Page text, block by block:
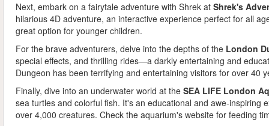
Next, embark on a fairytale adventure with Shrek at Shrek's
hilarious 4D adventure, an interactive experience perfect for all
great option for younger children.
For the brave adventurers, delve into the depths of the London
special effects, and thrilling rides—a darkly entertaining and
Dungeon has been terrifying and entertaining visitors for over 40
Finally, dive into an underwater world at the SEA LIFE London
sea turtles and colorful fish. It's an educational and awe-inspiring
over 4,000 creatures. Check the aquarium's website for feeding